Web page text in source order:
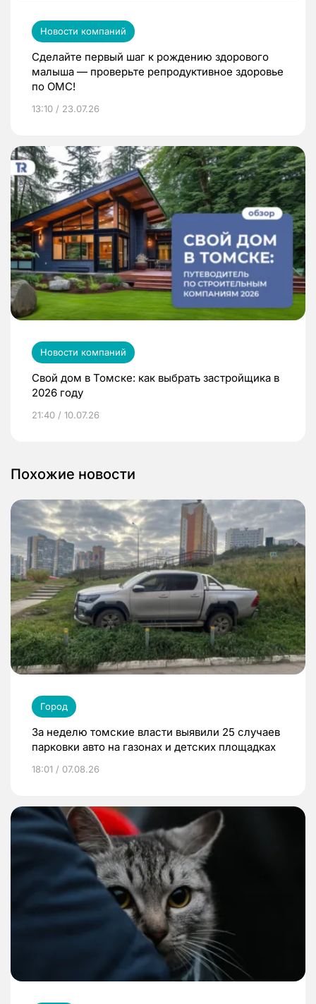
Новости компаний
Сделайте первый шаг к рождению здорового
малыша — проверьте репродуктивное здоровье
по ОМС!
13:10 / 23.07.26
Новости компаний
Свой дом в Томске: как выбрать застройщика в
2026 году
21:40 / 10.07.26
Похожие новости
Город
За неделю томские власти выявили 25 случаев
парковки авто на газонах и детских площадках
18:01 / 07.08.26